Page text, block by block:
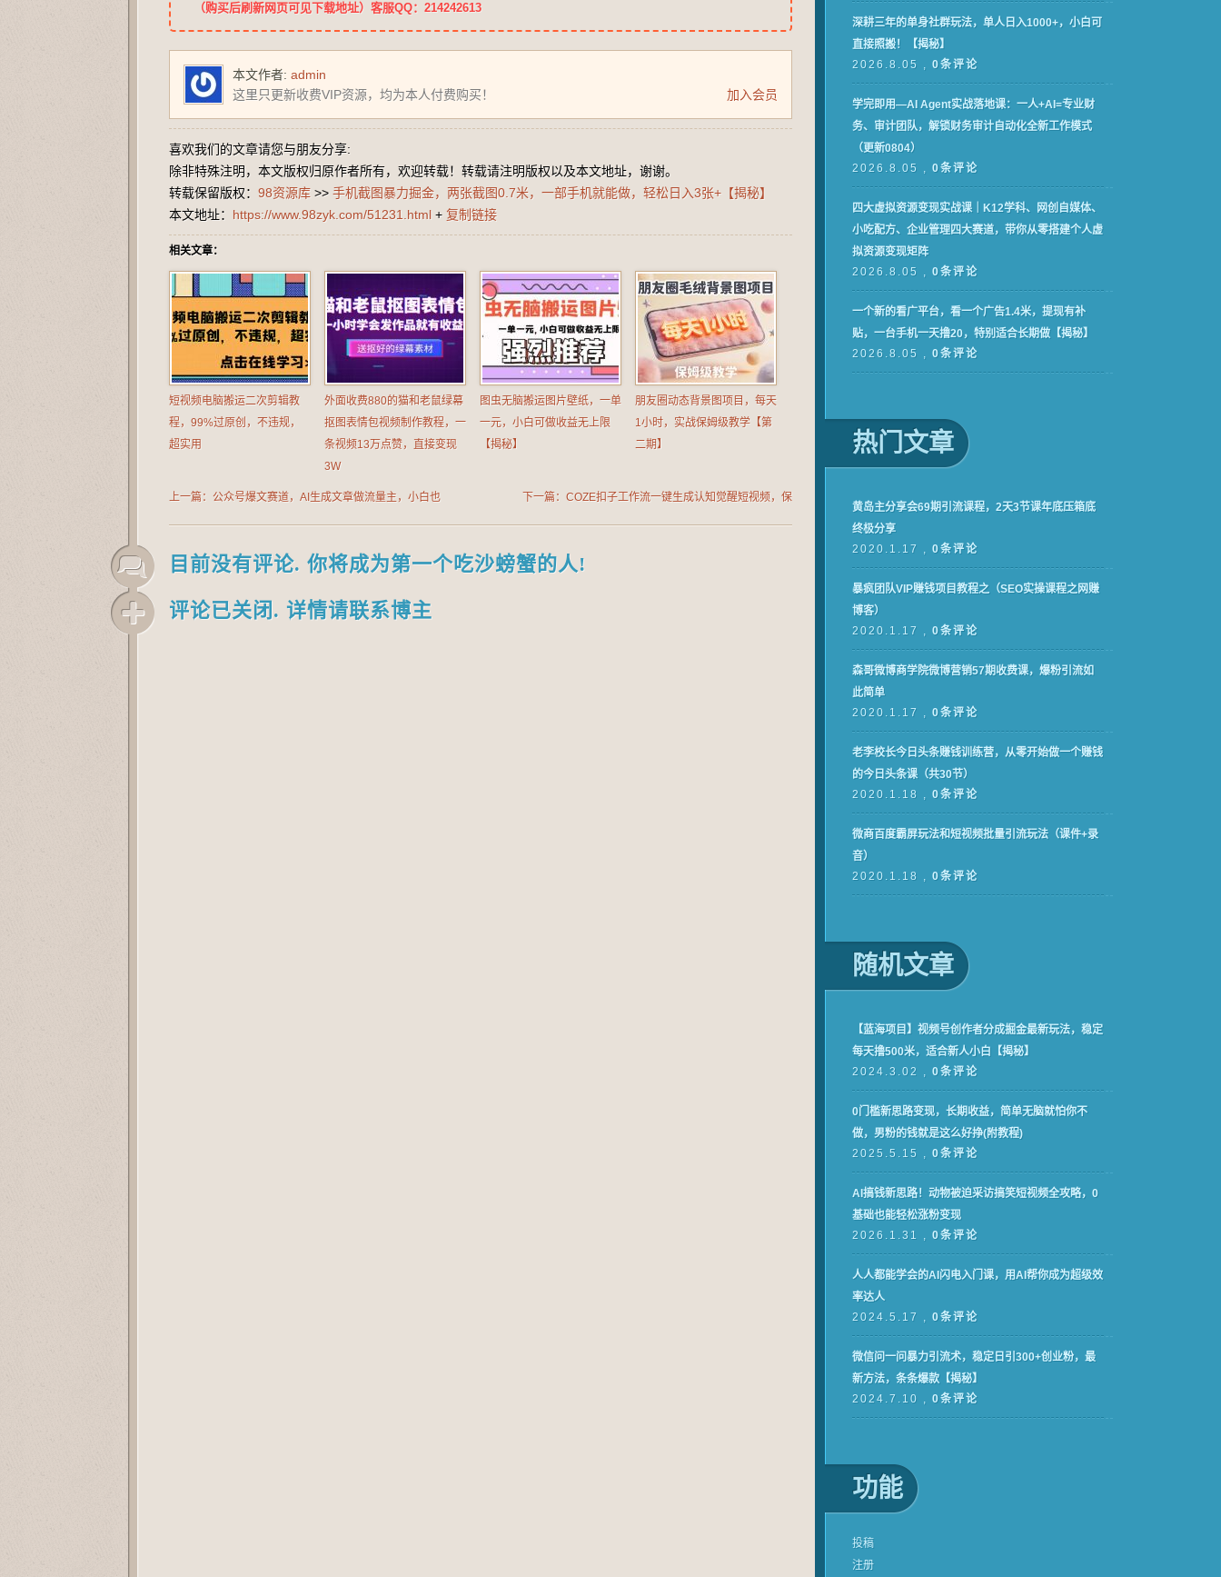
（购买后刷新网页可见下载地址）客服QQ：214242613
本文作者: admin
这里只更新收费VIP资源，均为本人付费购买！
加入会员
喜欢我们的文章请您与朋友分享:
除非特殊注明，本文版权归原作者所有，欢迎转载！转载请注明版权以及本文地址，谢谢。
转载保留版权： 98资源库 >> 手机截图暴力掘金，两张截图0.7米，一部手机就能做，轻松日入3张+【揭秘】
本文地址： https://www.98zyk.com/51231.html + 复制链接
相关文章：
短视频电脑搬运二次剪辑教
程，99%过原创，不违规，
超实用
外面收费880的猫和老鼠绿幕
抠图表情包视频制作教程，一
条视频13万点赞，直接变现
3W
图虫无脑搬运图片壁纸，一单
一元，小白可做收益无上限
【揭秘】
朋友圈动态背景图项目，每天
1小时，实战保姆级教学【第
二期】
上一篇：公众号爆文赛道，AI生成文章做流量主，小白也
下一篇：COZE扣子工作流一键生成认知觉醒短视频，保
目前没有评论. 你将成为第一个吃沙螃蟹的人!
评论已关闭. 详情请联系博主
深耕三年的单身社群玩法，单人日入1000+，小白可
直接照搬！【揭秘】
2026.8.05 , 0条评论
学完即用—AI Agent实战落地课：一人+AI=专业财
务、审计团队，解锁财务审计自动化全新工作模式
（更新0804）
2026.8.05 , 0条评论
四大虚拟资源变现实战课｜K12学科、网创自媒体、
小吃配方、企业管理四大赛道，带你从零搭建个人虚
拟资源变现矩阵
2026.8.05 , 0条评论
一个新的看广平台，看一个广告1.4米，提现有补
贴，一台手机一天撸20，特别适合长期做【揭秘】
2026.8.05 , 0条评论
热门文章
黄岛主分享会69期引流课程，2天3节课年底压箱底
终极分享
2020.1.17 , 0条评论
暴疯团队VIP赚钱项目教程之（SEO实操课程之网赚
博客）
2020.1.17 , 0条评论
森哥微博商学院微博营销57期收费课，爆粉引流如
此简单
2020.1.17 , 0条评论
老李校长今日头条赚钱训练营，从零开始做一个赚钱
的今日头条课（共30节）
2020.1.18 , 0条评论
微商百度霸屏玩法和短视频批量引流玩法（课件+录
音）
2020.1.18 , 0条评论
随机文章
【蓝海项目】视频号创作者分成掘金最新玩法，稳定
每天撸500米，适合新人小白【揭秘】
2024.3.02 , 0条评论
0门槛新思路变现，长期收益，简单无脑就怕你不
做，男粉的钱就是这么好挣(附教程)
2025.5.15 , 0条评论
AI搞钱新思路！动物被迫采访搞笑短视频全攻略，0
基础也能轻松涨粉变现
2026.1.31 , 0条评论
人人都能学会的AI闪电入门课，用AI帮你成为超级效
率达人
2024.5.17 , 0条评论
微信问一问暴力引流术，稳定日引300+创业粉，最
新方法，条条爆款【揭秘】
2024.7.10 , 0条评论
功能
投稿
注册